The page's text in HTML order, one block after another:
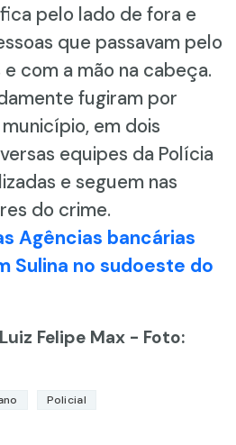
pelo lado de fora e
que passavam pelo
com a mão na cabeça.
fugiram por
em dois
equipes da Polícia
e seguem nas
do crime.
Agências bancárias
Sulina no sudoeste do
Felipe Max - Foto:
Policial